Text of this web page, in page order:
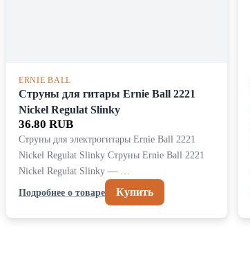
ERNIE BALL
Струны для гитары Ernie Ball 2221
Nickel Regulat Slinky
36.80 RUB
Струны для электрогитары Ernie Ball 2221
Nickel Regulat Slinky Струны Ernie Ball 2221
Nickel Regulat Slinky — …
Подробнее о товаре
Купить